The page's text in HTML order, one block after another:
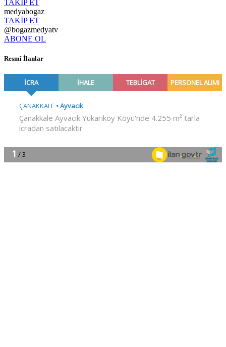
TAKİP ET
medyabogaz
TAKİP ET
@bogazmedyatv
ABONE OL
Resmî İlanlar